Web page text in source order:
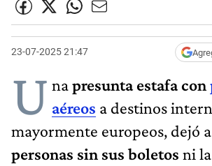
23-07-2025 21:47
U napresunta estafa con
aéreos a destinos
mayormente europeos, dejó a
personas sin sus boletos ni